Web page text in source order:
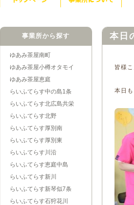
本日
皆様
本日
事業所から探す
ゆあみ茶屋南町
ゆあみ茶屋小樽オタモイ
ゆあみ茶屋恵庭
らいふてらす中の島1条
らいふてらす北広島共栄
らいふてらす北野
らいふてらす厚別南
らいふてらす厚別東
らいふてらす川沿
らいふてらす恵庭中島
らいふてらす新川
らいふてらす新琴似7条
らいふてらす石狩花川